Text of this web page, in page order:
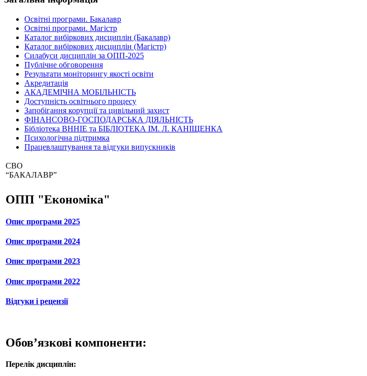
Освітні програми. Бакалавр
Освітні програми. Магістр
Каталог вибіркових дисциплін (Бакалавр)
Каталог вибіркових дисциплін (Магістр)
Силабуси дисциплін за ОПП-2025
Публічне обговорення
Результати моніторингу якості освіти
Акредитація
АКАДЕМІЧНА МОБІЛЬНІСТЬ
Доступність освітнього процесу
Запобігання корупції та цивільний захист
ФІНАНСОВО-ГОСПОДАРСЬКА ДІЯЛЬНІСТЬ
Бібліотека ВННІЕ та БІБЛІОТЕКА ІМ. Л. КАНІЩЕНКА
Психологічна підтримка
Працевлаштування та відгуки випускників
СВО
“БАКАЛАВР”
ОПП "Економіка"
Опис програми 2025
Опис програми 2024
Опис програми 2023
Опис програми 2022
Відгуки і рецензії
Обов’язкові компоненти:
Перелік дисциплін: